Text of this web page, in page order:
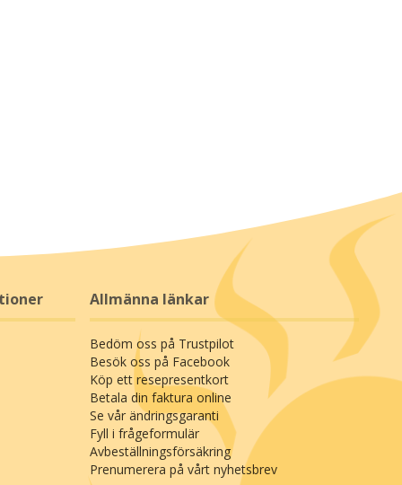
Allmänna länkar
Bedöm oss på Trustpilot
Besök oss på Facebook
Köp ett resepresentkort
Betala din faktura online
Se vår ändringsgaranti
Fyll i frågeformulär
Avbeställningsförsäkring
Prenumerera på vårt nyhetsbrev